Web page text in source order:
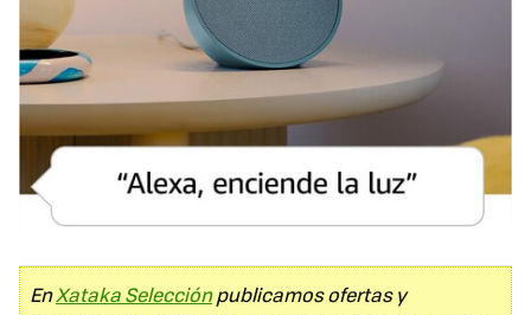
EnXataka Selecciónpublicamos ofertas y